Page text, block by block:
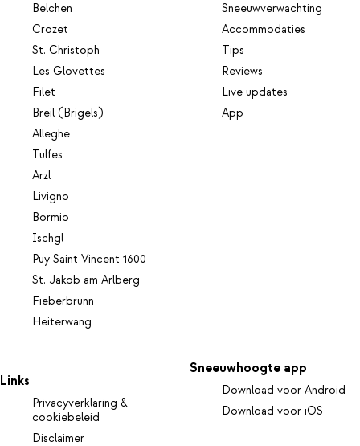
Belchen
Crozet
St. Christoph
Les Glovettes
Filet
Breil (Brigels)
Alleghe
Tulfes
Arzl
Livigno
Bormio
Ischgl
Puy Saint Vincent 1600
St. Jakob am Arlberg
Fieberbrunn
Heiterwang
Sneeuwverwachting
Accommodaties
Tips
Reviews
Live updates
App
Links
Privacyverklaring &
cookiebeleid
Disclaimer
Sneeuwhoogte app
Download voor Android
Download voor iOS